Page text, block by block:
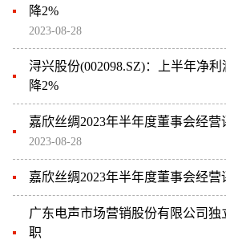
降2%
2023-08-28
浔兴股份(002098.SZ)：上半年净
降2%
嘉欣丝绸2023年半年度董事会经营
2023-08-28
嘉欣丝绸2023年半年度董事会经营
广东电声市场营销股份有限公司
职